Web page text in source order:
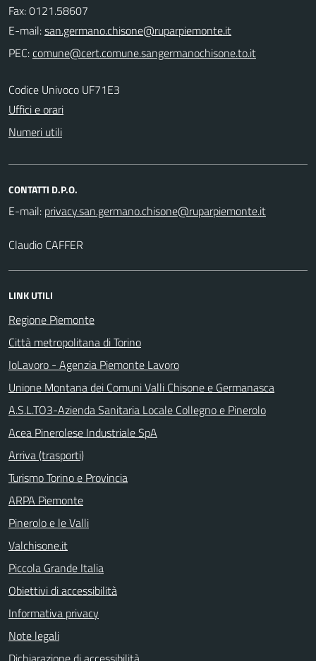
Fax: 0121.58607
E-mail:
PEC:
Codice Univoco UF71E3
Uffici e orari
Numeri utili
CONTATTI D.P.O.
E-mail:
Claudio CAFFER
LINK UTILI
Regione Piemonte
Città metropolitana di Torino
IoLavoro - Agenzia Piemonte Lavoro
Unione Montana dei Comuni Valli Chisone e Germanasca
A.S.L.TO3-Azienda Sanitaria Locale Collegno e Pinerolo
Acea Pinerolese Industriale SpA
Arriva (trasporti)
Turismo Torino e Provincia
ARPA Piemonte
Pinerolo e le Valli
Valchisone.it
Piccola Grande Italia
Obiettivi di accessibilità
Informativa privacy
Note legali